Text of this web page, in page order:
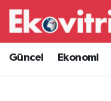
Güncel Ekonomi
Güncel
Ekonomi
Hava Durumu
Trafik Durumu